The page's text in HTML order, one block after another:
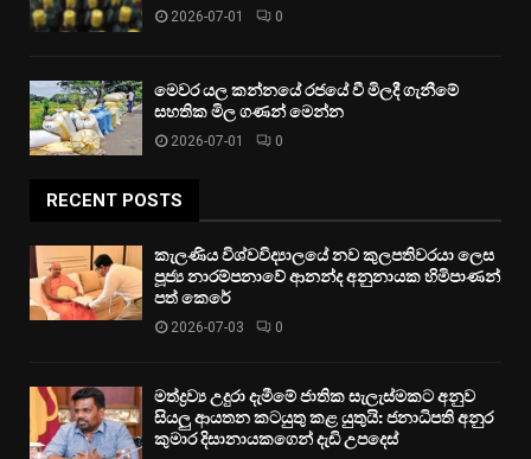
2026-07-01 0
මෙවර යල කන්නයේ රජයේ වී මිලදී ගැනීමේ
සහතික මිල ගණන් මෙන්න
2026-07-01 0
RECENT POSTS
කැලණිය විශ්වවිද්‍යාලයේ නව කුලපතිවරයා ලෙස
පූජ්‍ය නාරම්පනාවේ ආනන්ද අනුනායක හිමිපාණන්
පත් කෙරේ
2026-07-03 0
මත්ද්‍රව්‍ය උදුරා දැමීමේ ජාතික සැලැස්මකට අනුව
සියලු ආයතන කටයුතු කළ යුතුයි: ජනාධිපති අනුර
කුමාර දිසානායකගෙන් දැඩි උපදෙස්